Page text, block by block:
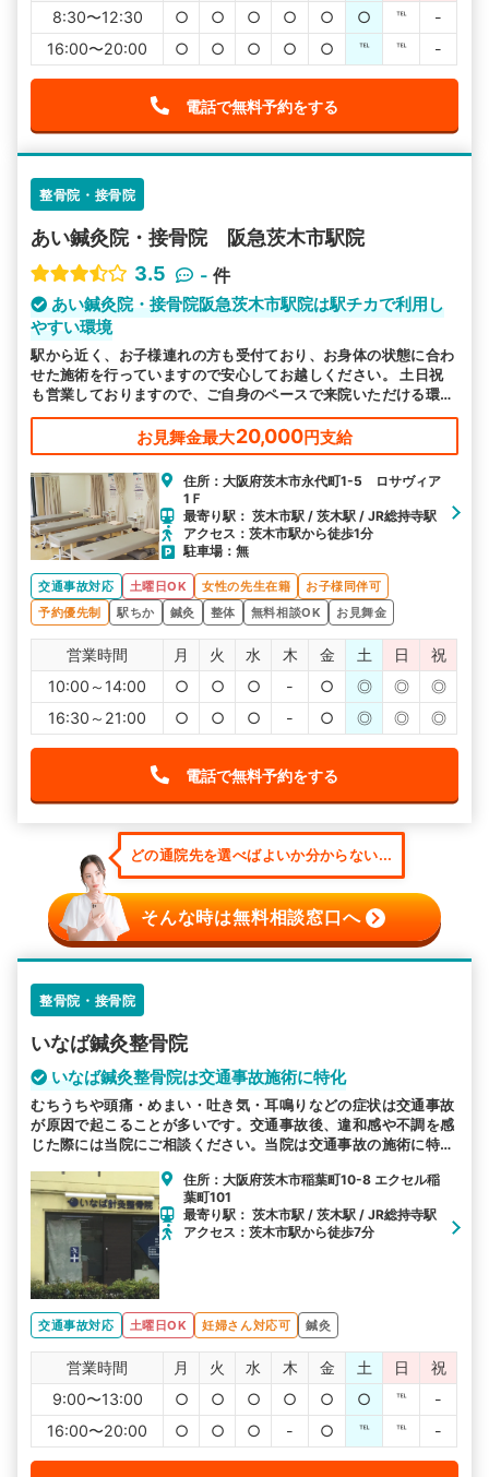
8:30〜12:30
○ ○ ○ ○ ○ ○ ℡
-
16:00〜20:00
○ ○ ○ ○ ○ ℡ ℡ -
電話で無料予約をする
整骨院・接骨院
あい鍼灸院・接骨院 阪急茨木市駅院
3.5
- 件
あい鍼灸院・接骨院阪急茨木市駅院は駅チカで利用し
やすい環境
駅から近く、お子様連れの方も受付ており、お身体の状態に合わ
せた施術を行っていますので安心してお越しください。 土日祝
も営業しておりますので、ご自身のペースで来院いただける環境
を整えています。
お見舞金最大20,000円支給
住所：大阪府茨木市永代町1-5 ロサヴィア
1Ｆ
最寄り駅： 茨木市駅 / 茨木駅 / JR総持寺駅
アクセス：茨木市駅から徒歩1分
駐車場：無
交通事故対応 土曜日OK 女性の先生在籍
お子様同伴可
予約優先制
駅ちか 鍼灸 整体 無料相談OK お見舞金
営業時間 月 火 水 木 金 土 日
祝
10:00～14:00
○ ○ ○ - ○ ◎ ◎
◎
16:30～21:00
○ ○ ○ - ○ ◎ ◎ ◎
電話で無料予約をする
どの通院先を選べばよいか分からない...
そんな時は無料相談窓口へ
整骨院・接骨院
いなば鍼灸整骨院
いなば鍼灸整骨院は交通事故施術に特化
むちうちや頭痛・めまい・吐き気・耳鳴りなどの症状は交通事故
が原因で起こることが多いです。交通事故後、違和感や不調を感
じた際には当院にご相談ください。当院は交通事故の施術に特化
住所：大阪府茨木市稲葉町10-8 エクセル稲
葉町101
最寄り駅： 茨木市駅 / 茨木駅 / JR総持寺駅
アクセス：茨木市駅から徒歩7分
交通事故対応 土曜日OK 妊婦さん対応可 鍼灸
営業時間 月 火 水 木 金 土 日
祝
9:00〜13:00
○ ○ ○ ○ ○ ○ ℡
-
16:00〜20:00
○ ○ ○ - ○ ℡ ℡ -